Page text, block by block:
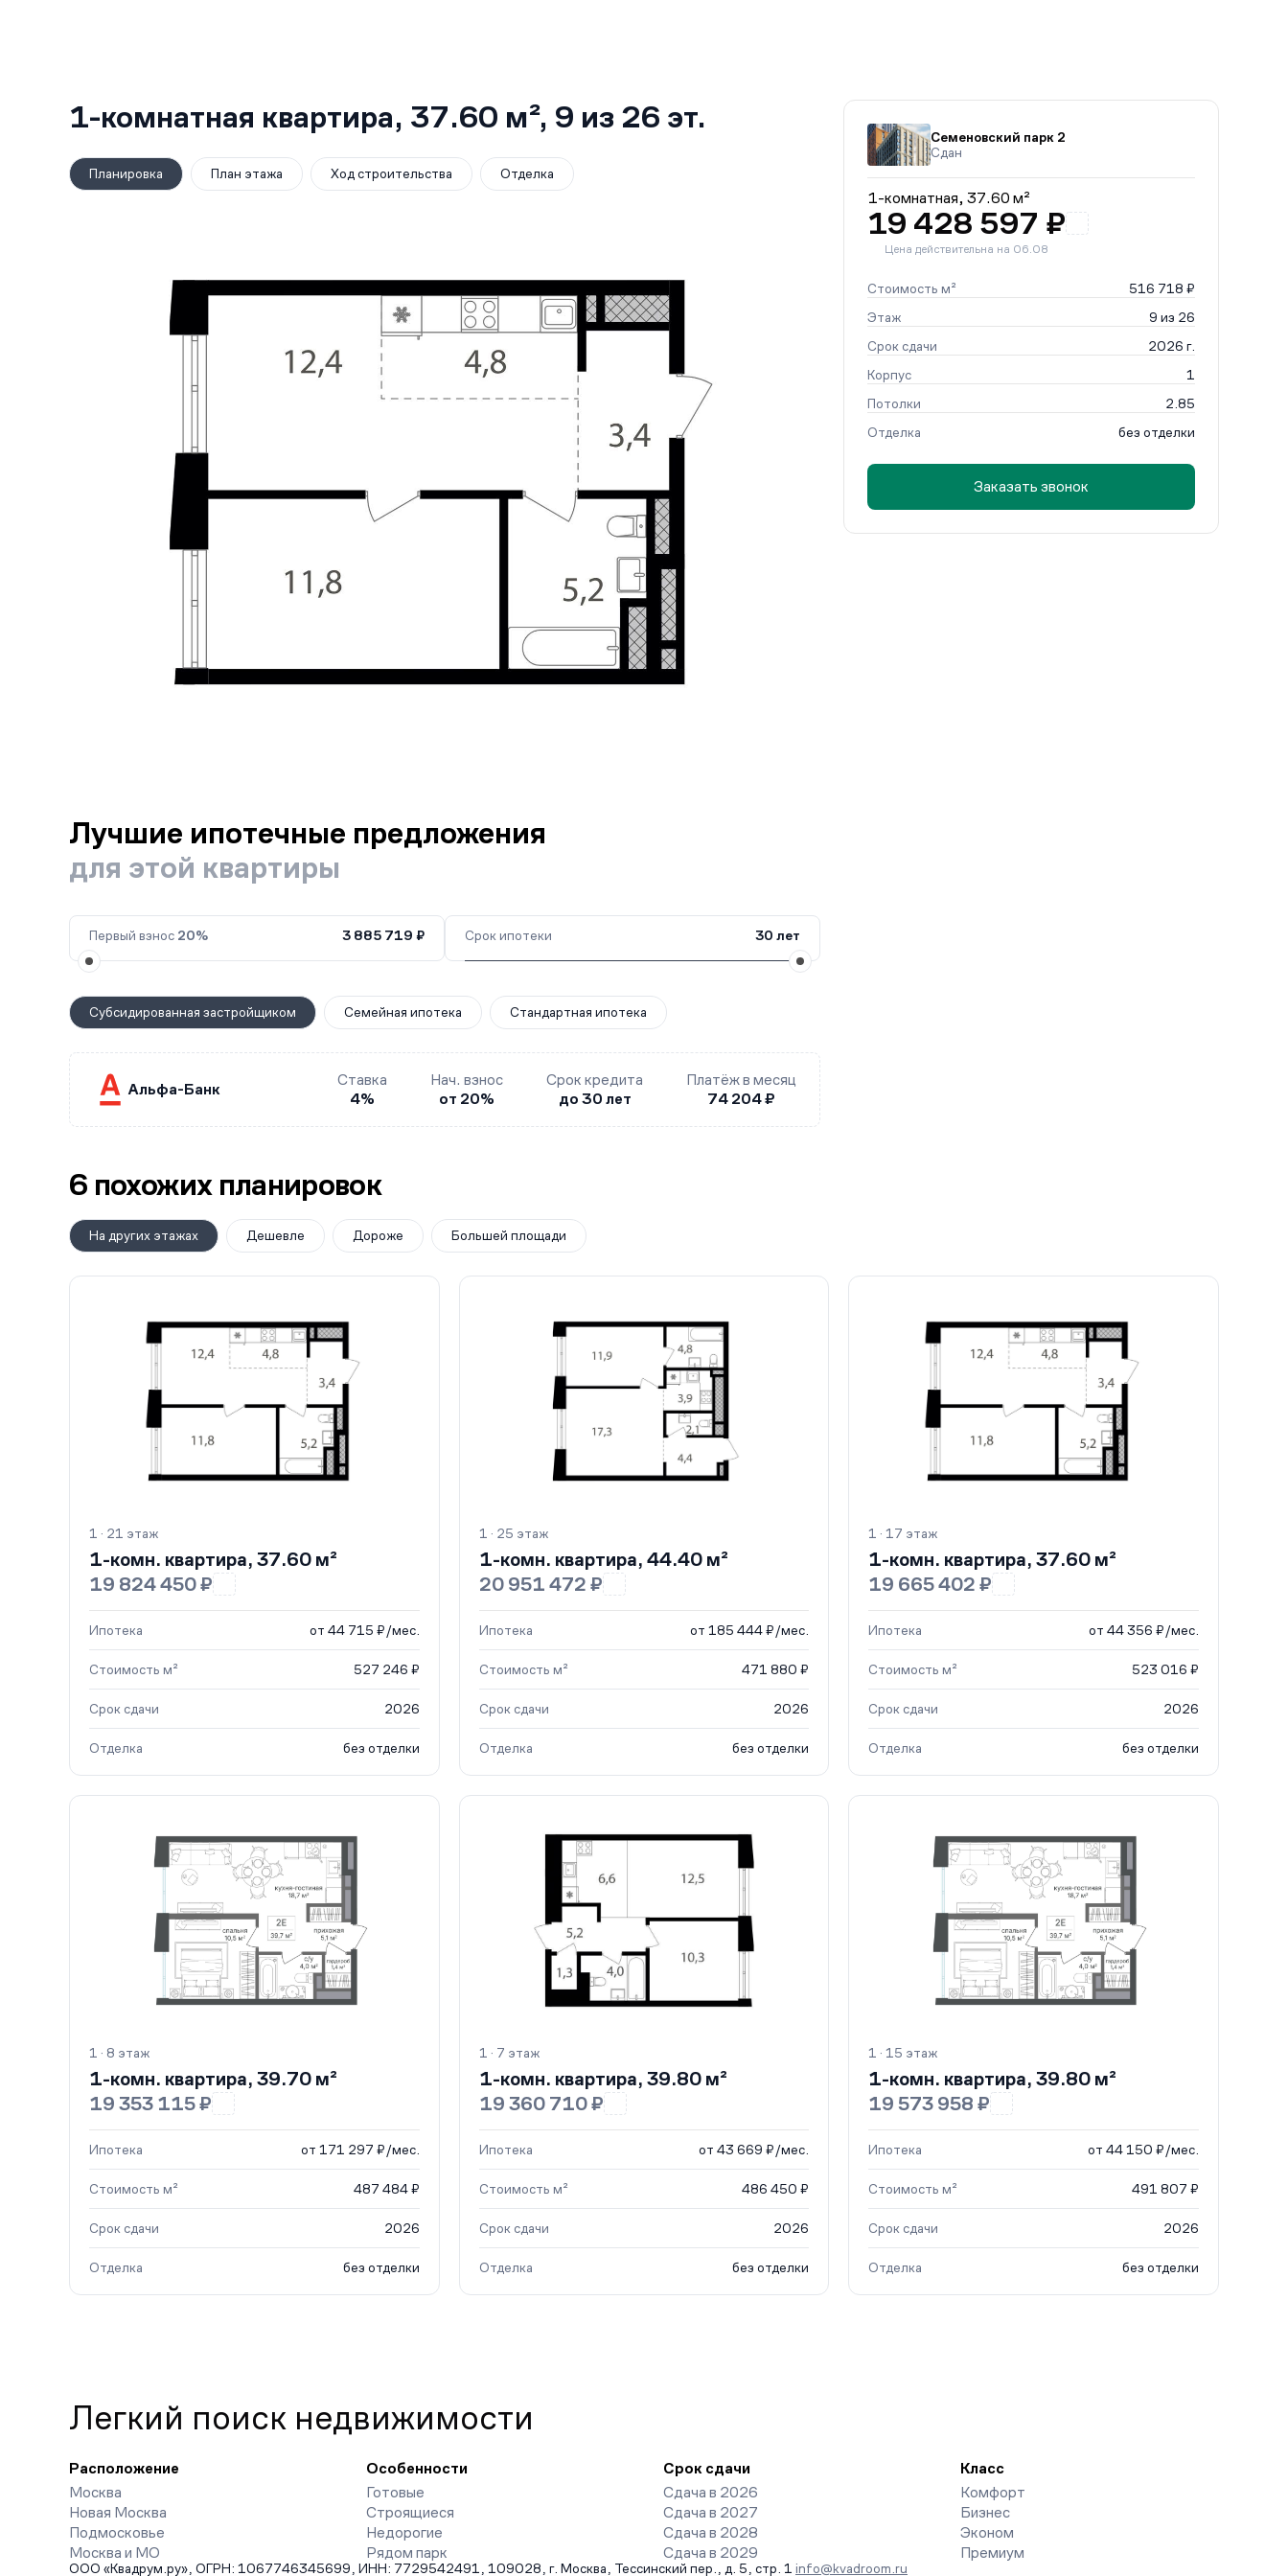
1-комнатная квартира, 37.60 м², 9 из 26 эт.
Планировка План этажа Ход строительства Отделка
Семеновский парк 2
Сдан
1-комнатная, 37.60 м²
19 428 597 ₽
Цена действительна на 06.08
Стоимость м²
516 718 ₽
Этаж
9 из 26
Срок сдачи
2026 г.
Корпус
1
Потолки
2.85
Отделка
без отделки
Заказать звонок
Лучшие ипотечные предложения
для этой квартиры
Первый взнос 20% 3 885 719 ₽ Срок ипотеки 30 лет
Субсидированная застройщиком Семейная ипотека Стандартная ипотека
Альфа-Банк
Ставка
4%
Нач. взнос
от 20%
Срок кредита
до 30 лет
Платёж в месяц
74 204 ₽
6 похожих планировок
На других этажах Дешевле Дороже Большей площади
1 · 21 этаж
1-комн. квартира, 37.60 м²
19 824 450 ₽
Ипотека от 44 715 ₽/мес.
Стоимость м² 527 246 ₽
Срок сдачи 2026
Отделка без отделки
1 · 25 этаж
1-комн. квартира, 44.40 м²
20 951 472 ₽
Ипотека от 185 444 ₽/мес.
Стоимость м² 471 880 ₽
Срок сдачи 2026
Отделка без отделки
1 · 17 этаж
1-комн. квартира, 37.60 м²
19 665 402 ₽
Ипотека от 44 356 ₽/мес.
Стоимость м² 523 016 ₽
Срок сдачи 2026
Отделка без отделки
1 · 8 этаж
1-комн. квартира, 39.70 м²
19 353 115 ₽
Ипотека от 171 297 ₽/мес.
Стоимость м² 487 484 ₽
Срок сдачи 2026
Отделка без отделки
1 · 7 этаж
1-комн. квартира, 39.80 м²
19 360 710 ₽
Ипотека от 43 669 ₽/мес.
Стоимость м² 486 450 ₽
Срок сдачи 2026
Отделка без отделки
1 · 15 этаж
1-комн. квартира, 39.80 м²
19 573 958 ₽
Ипотека от 44 150 ₽/мес.
Стоимость м² 491 807 ₽
Срок сдачи 2026
Отделка без отделки
Легкий поиск недвижимости
Расположение
Москва
Новая Москва
Подмосковье
Москва и МО
Особенности
Готовые
Строящиеся
Недорогие
Рядом парк
Срок сдачи
Сдача в 2026
Сдача в 2027
Сдача в 2028
Сдача в 2029
Класс
Комфорт
Бизнес
Эконом
Премиум
ООО «Квадрум.ру», ОГРН: 1067746345699, ИНН: 7729542491, 109028, г. Москва, Тессинский пер., д. 5, стр. 1 info@kvadroom.ru